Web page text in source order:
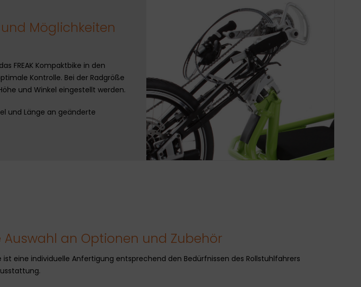
Möglichkeiten
FREAK Kompaktbike in den
Kontrolle. Bei der Radgröße
und Winkel eingestellt werden.
und Länge an geänderte
an Optionen und Zubehör
ist eine individuelle Anfertigung entsprechend den Bedürfnissen des Rollstuhlfahrers